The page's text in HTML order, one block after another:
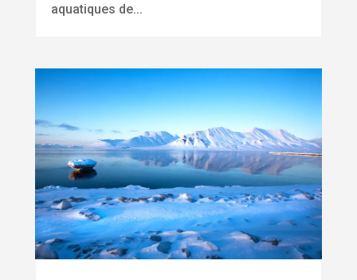
aquatiques de...